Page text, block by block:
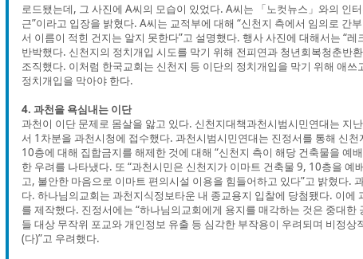
로드됐는데, 그 사진에 A씨의 모습이 있었다. A씨는 「노컷뉴스」와의 인
근”이라고 입장을 밝혔다. A씨는 교적부에 대해 “신천지 측에서 임의로 간
서 이름이 적힌 건지는 알지 못한다”고 설명했다. 행사 사진에 대해서는 “
반박했다. 신천지의 정치개입 시도를 막기 위해 전피연과 청년회복청춘반
조직했다. 이처럼 한국교회는 신천지 등 이단의 정치개입을 막기 위해 애
정치개입을 막아야 한다.
4. 과천을 욕심내는 이단
과천이 이단 문제로 몸살을 앓고 있다. 신천지대책과천시범시민연대는 지
서 1차분을 과천시청에 접수했다. 과천시범시민연대는 진정서를 통해 신
10층에 대해 집합금지를 해제한 것에 대해 “신천지 측이 해당 건축물을 예
한 우려를 나타냈다. 또 “과천시민은 신천지가 이마트 건축물 9, 10층을 예
고, 불안한 마음으로 이마트 편의시설 이용을 힘들어하고 있다”고 밝혔다.
다. 하나님의교회는 과천지식정보타운 내 종교용지 입찰에 당첨됐다. 이에
를 제작했다. 진정서에는 “하나님의교회에게 용지를 매각하는 것은 중대한
들 대상 무작위 포교와 개인정보 유출 등 심각한 부작용이 우려되며 비정
(다)”고 우려했다.